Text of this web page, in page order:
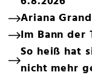
Ariana
Im Bann der
So heiß hat
nicht mehr